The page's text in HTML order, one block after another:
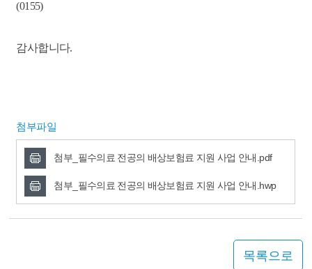
(0155)
감사합니다.
첨부파일
첨부_필수의료 전공의 배상보험료 지원 사업 안내.pdf
첨부_필수의료 전공의 배상보험료 지원 사업 안내.hwp
목록으로